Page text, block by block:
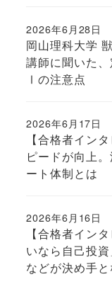
岡山理科大学
講師に聞いた
Ⅰの注意点
投稿日
2026年6月28日
【合格者イン
ピードが向上
ート体制とは
投稿日
2026年6月17日
【合格者イン
いなら自己投
などが決め手
投稿日
2026年6月16日